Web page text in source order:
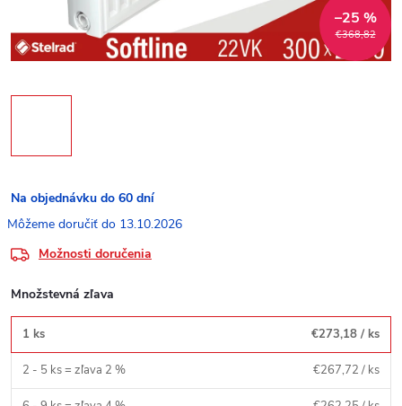
€368,82
–25 %
Na objednávku do 60 dní
13.10.2026
Možnosti doručenia
Množstevná zľava
1 ks €273,18 / ks
2 - 5 ks = zľava 2 % €267,72 / ks